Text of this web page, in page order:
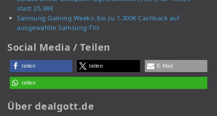
statt 25,98€
Samsung Gaming Weeks: bis zu 1.300€ Cashback auf
ausgewählte Samsung-TVs
Social Media / Teilen
teilen teilen E-Mail
teilen
Über dealgott.de